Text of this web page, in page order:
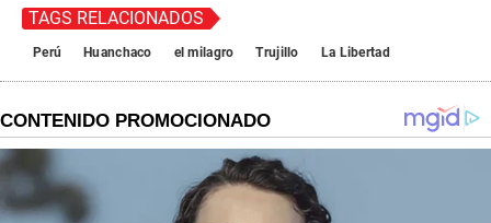
TAGS RELACIONADOS
Perú Huanchaco el milagro Trujillo La Libertad